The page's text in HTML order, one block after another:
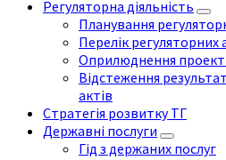
Регуляторна діяльність
Планування
Перелік регуляторних
Оприлюднення
Відстеження
актів
Стратегія розвитку ТГ
Державні послуги
Гід з держаних послуг